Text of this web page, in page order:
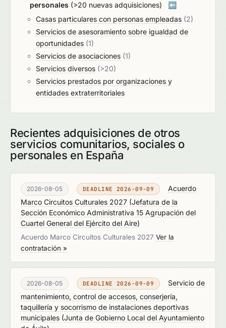
personales (>20 nuevas adquisiciones) ⬅️
Casas particulares con personas empleadas (2)
Servicios de asesoramiento sobre igualdad de
oportunidades (1)
Servicios de asociaciones (1)
Servicios diversos (>20)
Servicios prestados por organizaciones y
entidades extraterritoriales
Recientes adquisiciones de otros
servicios comunitarios, sociales o
personales en España
2026-08-05 DEADLINE 2026-09-09
Acuerdo
Marco Circuitos Culturales 2027 (Jefatura de la
Sección Económico Administrativa 15 Agrupación del
Cuartel General del Ejército del Aire)
Acuerdo Marco Circuitos Culturales 2027 Ver la
contratación »
2026-08-05 DEADLINE 2026-09-09
Servicio de
mantenimiento, control de accesos, conserjería,
taquillería y socorrismo de instalaciones deportivas
municipales (Junta de Gobierno Local del Ayuntamiento